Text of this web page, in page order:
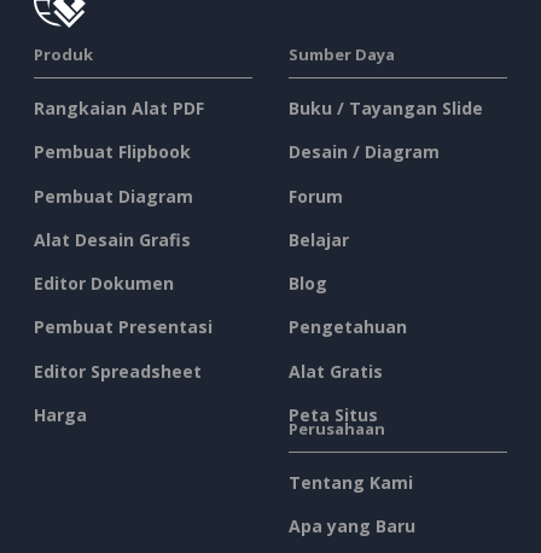
Produk
Rangkaian Alat PDF
Pembuat Flipbook
Pembuat Diagram
Alat Desain Grafis
Editor Dokumen
Pembuat Presentasi
Editor Spreadsheet
Harga
Sumber Daya
Buku / Tayangan Slide
Desain / Diagram
Forum
Belajar
Blog
Pengetahuan
Alat Gratis
Peta Situs
Perusahaan
Tentang Kami
Apa yang Baru